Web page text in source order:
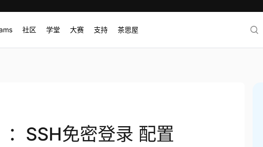
社区 学堂 大赛 支持 茶思屋
SSH免密登录 配置